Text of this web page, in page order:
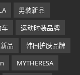
男装新品
车
运动时装品牌
品
韩国护肤品牌
MYTHERESA